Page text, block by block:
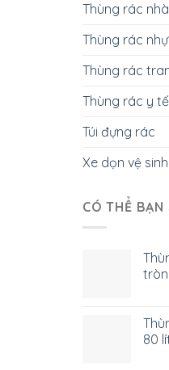
Thùng rác
Thùng rác
Thùng rác
Thùng rác y tế
Túi đựng rác
Xe dọn vệ sinh
CÓ THỂ BẠN
80